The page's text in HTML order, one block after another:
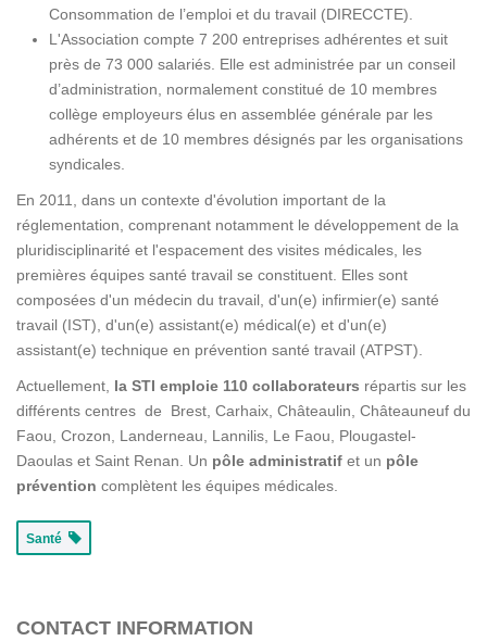
Consommation de l’emploi et du travail (DIRECCTE).
L'Association compte 7 200 entreprises adhérentes et suit
près de 73 000 salariés. Elle est administrée par un conseil
d’administration, normalement constitué de 10 membres
collège employeurs élus en assemblée générale par les
adhérents et de 10 membres désignés par les organisations
syndicales.
En 2011, dans un contexte d'évolution important de la
réglementation, comprenant notamment le développement de la
pluridisciplinarité et l'espacement des visites médicales, les
premières équipes santé travail se constituent. Elles sont
composées d'un médecin du travail, d'un(e) infirmier(e) santé
travail (IST), d'un(e) assistant(e) médical(e) et d'un(e)
assistant(e) technique en prévention santé travail (ATPST).
Actuellement, la STI emploie 110 collaborateurs répartis sur les
différents centres de Brest, Carhaix, Châteaulin, Châteauneuf du
Faou, Crozon, Landerneau, Lannilis, Le Faou, Plougastel-
Daoulas et Saint Renan. Un pôle administratif et un pôle
prévention complètent les équipes médicales.
Santé
CONTACT INFORMATION